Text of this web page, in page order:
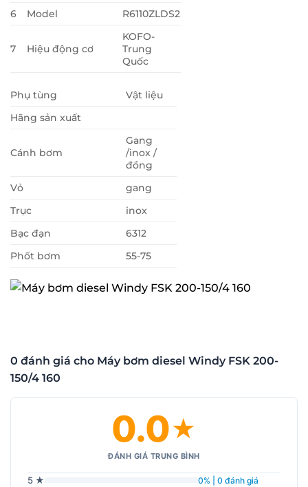
6 Model R6110ZLDS2
7 Hiệu động cơ
KOFO-
Trung
Quốc
Phụ tùng
Vật liệu
Hãng sản xuất
Cánh bơm
Gang
/inox /
đồng
Vỏ
gang
Trục
inox
Bạc đạn
6312
Phốt bơm
55-75
0 đánh giá cho Máy bơm diesel Windy FSK 200-
150/4 160
0.0★
ĐÁNH GIÁ TRUNG BÌNH
5 ★ 0% | 0 đánh giá